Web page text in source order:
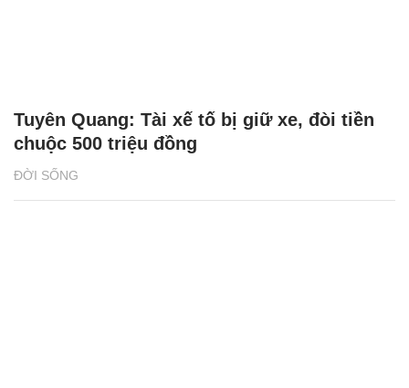
ĐỜI SỐNG
Tuyên Quang: Tài xế tố bị giữ xe, đòi tiền
chuộc 500 triệu đồng